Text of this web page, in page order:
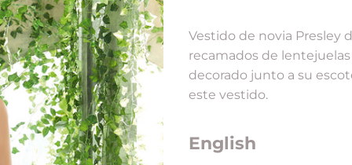
Vestido de novia Presley
recamados de
decorado junto a su
este vestido.
English